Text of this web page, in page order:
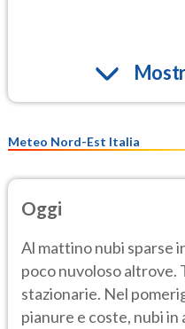
Meteo Nord-Est Italia
Oggi
Al mattino nubi sparse
poco nuvoloso altrove.
stazionarie. Nel
pianure e coste, nubi